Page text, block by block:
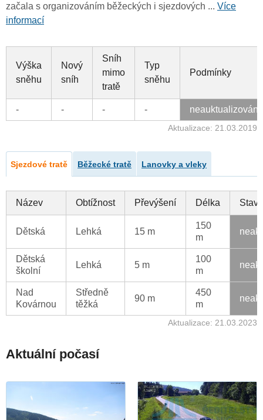
začala s organizováním běžeckých i sjezdových ... Více
informací
Výška
sněhu
Nový
sníh
Sníh
mimo
tratě
Typ
sněhu
Podmínky
- - - - neauktualizováno
Aktualizace: 21.03.2019
Sjezdové tratě Běžecké tratě Lanovky a vleky
Název Obtížnost Převýšení Délka Stav
Dětská Lehká 15 m
150
m
Dětská
školní
Lehká 5 m
100
m
Nad
Kovárnou
Středně
těžká
90 m
450
m
Aktualizace: 21.03.2023
Aktuální počasí